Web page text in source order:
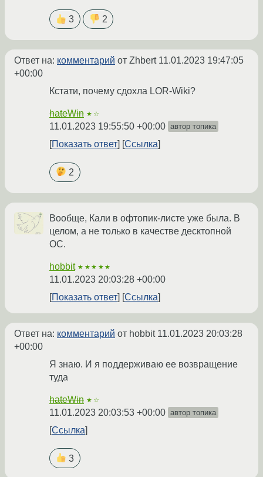
3 2
Ответ на: комментарий от Zhbert 11.01.2023 19:47:05
+00:00
Кстати, почему сдохла LOR-Wiki?
hateWin ★☆
11.01.2023 19:55:50 +00:00 автор топика
Показать ответ Ссылка
2
Вообще, Кали в офтопик-листе уже была. В
целом, а не только в качестве десктопной
ОС.
hobbit ★★★★★
11.01.2023 20:03:28 +00:00
Показать ответ
Ссылка
Ответ на: комментарий от hobbit 11.01.2023 20:03:28
+00:00
Я знаю. И я поддерживаю ее возвращение
туда
hateWin ★☆
11.01.2023 20:03:53 +00:00 автор топика
Ссылка
3